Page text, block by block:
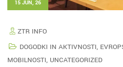
15 JUN, 26
ZTR INFO
DOGODKI IN AKTIVNOSTI,
MOBILNOSTI, UNCATEGORIZED